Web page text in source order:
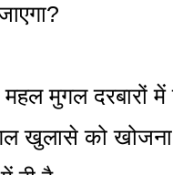
मुगल दरबारों में
खुलासे को खोजना